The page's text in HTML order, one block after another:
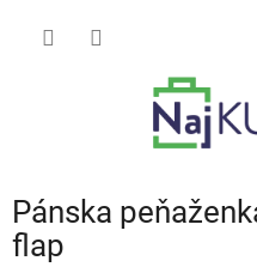
Pánska
flap